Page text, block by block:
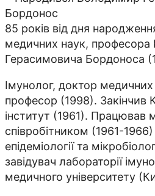
85 років від дня
медичних наук,
Герасимовича Бордоноса
Імунолог, доктор
професор (1998). Закінчив
інститут (1961).
співробітником (1961-
епідеміології та
завідувач лабораторії
медичного університету